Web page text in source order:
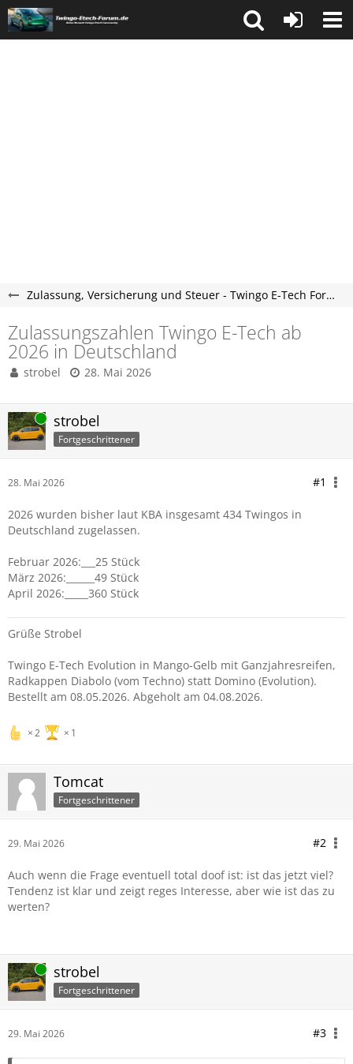
Zulassung, Versicherung und Steuer - Twingo E-Tech Forum
Zulassungszahlen Twingo E-Tech ab
2026 in Deutschland
strobel 28. Mai 2026
Online strobel
Fortgeschrittener
28. Mai 2026 #1
2026 wurden bisher laut KBA insgesamt 434 Twingos in
Deutschland zugelassen.
Februar 2026:___25 Stück
März 2026:______49 Stück
April 2026:_____360 Stück
Grüße Strobel
Twingo E-Tech Evolution in Mango-Gelb mit Ganzjahresreifen,
Radkappen Diabolo (vom Techno) statt Domino (Evolution).
Bestellt am 08.05.2026. Abgeholt am 04.08.2026.
2 1
Tomcat
Fortgeschrittener
29. Mai 2026 #2
Auch wenn die Frage eventuell total doof ist: ist das jetzt viel?
Tendenz ist klar und zeigt reges Interesse, aber wie ist das zu
werten?
Online strobel
Fortgeschrittener
29. Mai 2026 #3